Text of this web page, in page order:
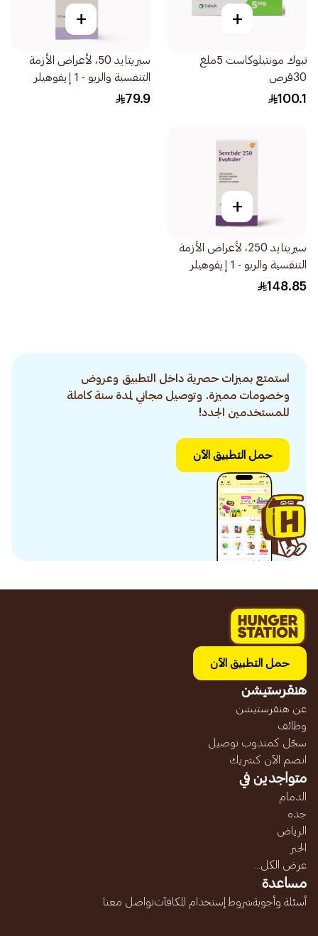
+
تبوك مونتيلوكاست 5ملغ
30قرص
100.1
+
سيريتايد 50، لأعراض الأزمة
التنفسية والربو - 1 إيفوهيلر
1قطعة
79.9
+
سيريتايد 250، لأعراض الأزمة
التنفسية والربو - 1 إيفوهيلر
1قطعة
148.85
استمتع بميزات حصرية داخل التطبيق وعروض
وخصومات مميزة. وتوصيل مجاني لمدة سنة كاملة
للمستخدمين الجدد!
حمل التطبيق الآن
حمل التطبيق الآن
هنقرستيشن
عن هنقرستيشن
وظائف
سجّل كمندوب توصيل
انضم الآن كشريك
متواجدين في
الدمام
جده
الرياض
الخبر
عرض الكل...
مساعدة
أسئلة وأجوبةشروط إستخدام المكافآتتواصل معنا